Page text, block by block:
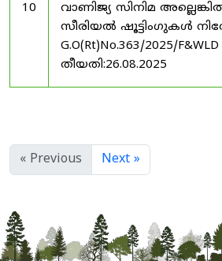
10
വാണിജ്യ സിനിമ
സീരിയൽ ഷൂട്ടിംഗുകൾ
G.O(Rt)No.363/2025/F&WLD
തീയതി:26.08.2025
« Previous Next »